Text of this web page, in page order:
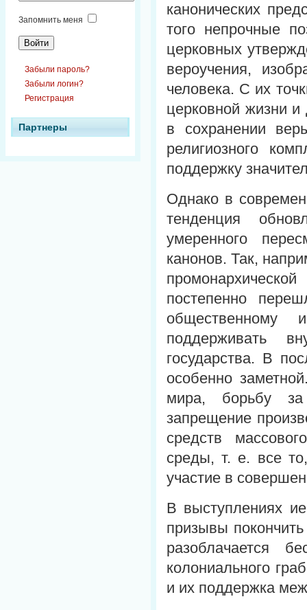
Запомнить меня
Забыли пароль?
Забыли логин?
Регистрация
Партнеры
канонических
того непрочные
церковных
вероучения,
человека. С их
церковной жизни и
в сохранении
религиозного
поддержку
Однако в
тенденция
умеренного
канонов. Так,
постепенно
общественному
поддерживать
государства. В
особенно
мира, борьбу за
запрещение
средств
среды, т. е. все
участие в
В выступлениях
призывы
разоблачается
колониального
и их поддержка